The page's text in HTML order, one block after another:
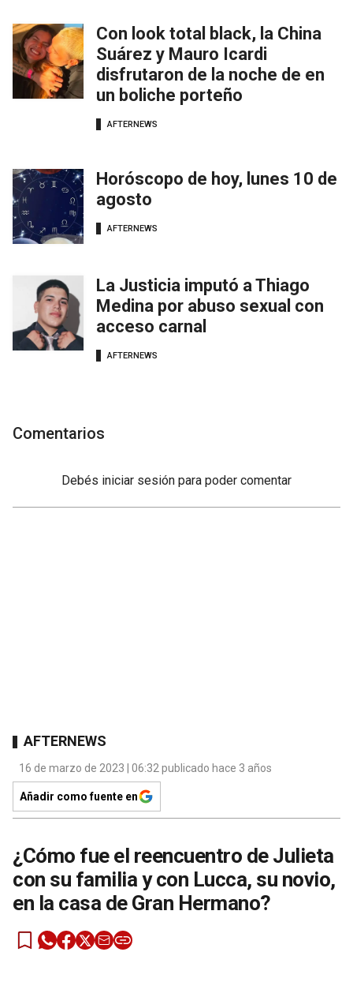
Con look total black, la China
Suárez y Mauro Icardi
disfrutaron de la noche de en
un boliche porteño
AFTERNEWS
Horóscopo de hoy, lunes 10 de
agosto
AFTERNEWS
La Justicia imputó a Thiago
Medina por abuso sexual con
acceso carnal
AFTERNEWS
Comentarios
Debés iniciar sesión para poder comentar
AFTERNEWS
16 de marzo de 2023 | 06:32 publicado hace 3 años
Añadir como fuente en
¿Cómo fue el reencuentro de Julieta
con su familia y con Lucca, su novio,
en la casa de Gran Hermano?